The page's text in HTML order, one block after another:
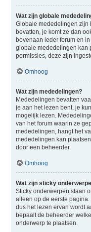
Wat zijn globale
Globale mededelingen zijn
bevatten, je komt ze dan
bovenaan ieder forum en
globale mededelingen kan
permissies, deze zijn
Omhoog
Wat zijn mededelingen?
Mededelingen bevatten
je aan het lezen bent, je
mogelijk lezen.
van het forum waarin ze
mededelingen, hangt het
mededelingen kan
door een beheerder.
Omhoog
Wat zijn sticky
Sticky onderwerpen staan
alleen op de eerste
dus het lezen ervan wordt
bepaalt de beheerder
onderwerp te plaatsen.